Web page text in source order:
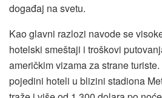
događaj na svetu.
Kao glavni razlozi navode se
hotelski smeštaji i troškovi
američkim vizama za strane
pojedini hoteli u blizini stadiona